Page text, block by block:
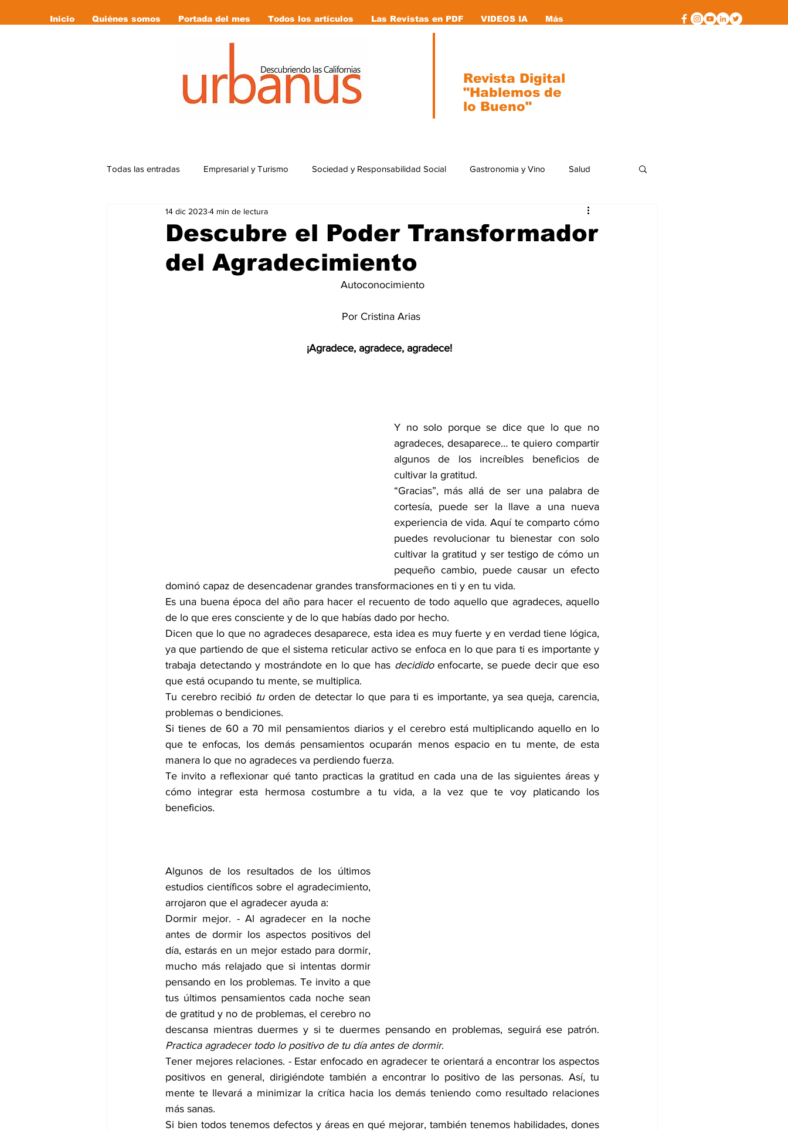
Inicio Quiénes somos Portada del mes Todos los artículos Las Revistas en PDF VIDEOS IA Más
Todas las entradas Empresarial y Turismo Sociedad y Responsabilidad Social Gastronomia y Vino Salud
Deportes Editorial
Libro Recomendado las revistas en pdf Vida Animal Mujeres que cambiaron la historia
Descubre el Poder Transformador
del Agradecimiento
14 dic 2023 4 min de lectura
Autoconocimiento
Por Cristina Arias
¡Agradece, agradece, agradece!
Y no solo porque se dice que lo que no
agradeces, desaparece… te quiero compartir
algunos de los increíbles beneficios de
cultivar la gratitud.
“Gracias”, más allá de ser una palabra de
cortesía, puede ser la llave a una nueva
experiencia de vida. Aquí te comparto cómo
puedes revolucionar tu bienestar con solo
cultivar la gratitud y ser testigo de cómo un
pequeño cambio, puede causar un efecto
dominó capaz de desencadenar grandes transformaciones en ti y en tu vida.
Es una buena época del año para hacer el recuento de todo aquello que agradeces, aquello
de lo que eres consciente y de lo que habías dado por hecho.
Dicen que lo que no agradeces desaparece, esta idea es muy fuerte y en verdad tiene lógica,
ya que partiendo de que el sistema reticular activo se enfoca en lo que para ti es importante y
trabaja detectando y mostrándote en lo que has decidido enfocarte, se puede decir que eso
que está ocupando tu mente, se multiplica.
Tu cerebro recibió tu orden de detectar lo que para ti es importante, ya sea queja, carencia,
problemas o bendiciones.
Si tienes de 60 a 70 mil pensamientos diarios y el cerebro está multiplicando aquello en lo
que te enfocas, los demás pensamientos ocuparán menos espacio en tu mente, de esta
manera lo que no agradeces va perdiendo fuerza.
Te invito a reflexionar qué tanto practicas la gratitud en cada una de las siguientes áreas y
cómo integrar esta hermosa costumbre a tu vida, a la vez que te voy platicando los
beneficios.
Algunos de los resultados de los últimos
estudios científicos sobre el agradecimiento,
arrojaron que el agradecer ayuda a:
Dormir mejor. - Al agradecer en la noche
antes de dormir los aspectos positivos del
día, estarás en un mejor estado para dormir,
mucho más relajado que si intentas dormir
pensando en los problemas. Te invito a que
tus últimos pensamientos cada noche sean
de gratitud y no de problemas, el cerebro no
Practica agradecer todo lo positivo de tu día antes de dormir.
Tener mejores relaciones. - Estar enfocado en agradecer te orientará a encontrar los aspectos
positivos en general, dirigiéndote también a encontrar lo positivo de las personas. Así, tu
mente te llevará a minimizar la crítica hacia los demás teniendo como resultado relaciones
más sanas.
Si bien todos tenemos defectos y áreas en qué mejorar, también tenemos habilidades, dones
Revista Digital
"Hablemos de
lo Bueno"